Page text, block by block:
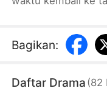
mulai menjalin
untuk menikah
penuh dengan
Bagikan:
Daftar Drama (82